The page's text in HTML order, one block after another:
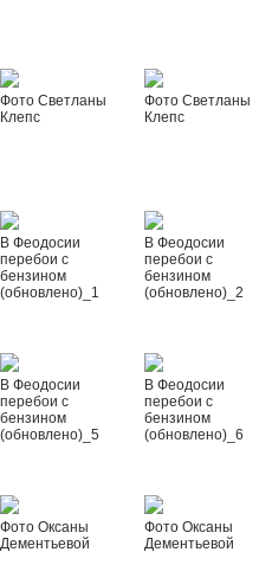
Фото Светланы
Клепс
Фото Светланы
Клепс
В Феодосии
перебои с
бензином
(обновлено)_1
В Феодосии
перебои с
бензином
(обновлено)_2
В Феодосии
перебои с
бензином
(обновлено)_5
В Феодосии
перебои с
бензином
(обновлено)_6
Фото Оксаны
Дементьевой
Фото Оксаны
Дементьевой